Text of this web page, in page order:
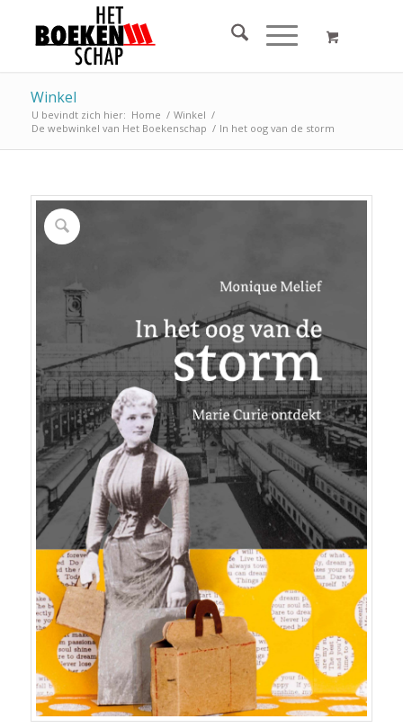
Winkel
U bevindt zich hier: Home / Winkel /
De webwinkel van Het Boekenschap / In het oog van de storm